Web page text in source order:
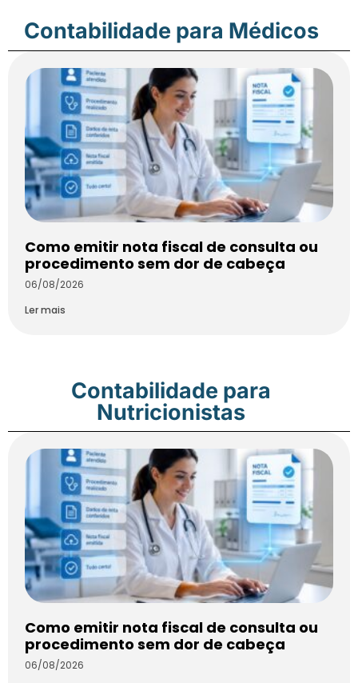
Contabilidade para Médicos
Como emitir nota fiscal de consulta ou
procedimento sem dor de cabeça
06/08/2026
Ler mais
Contabilidade para
Nutricionistas
Como emitir nota fiscal de consulta ou
procedimento sem dor de cabeça
06/08/2026